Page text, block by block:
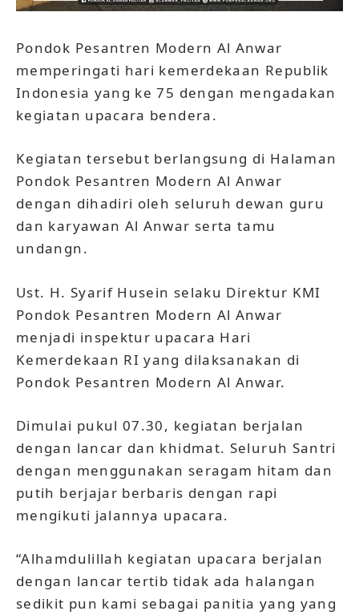
Pondok Pesantren Modern Al Anwar
memperingati hari kemerdekaan Republik
Indonesia yang ke 75 dengan mengadakan
kegiatan upacara bendera.
Kegiatan tersebut berlangsung di Halaman
Pondok Pesantren Modern Al Anwar
dengan dihadiri oleh seluruh dewan guru
dan karyawan Al Anwar serta tamu
undangn.
Ust. H. Syarif Husein selaku Direktur KMI
Pondok Pesantren Modern Al Anwar
menjadi inspektur upacara Hari
Kemerdekaan RI yang dilaksanakan di
Pondok Pesantren Modern Al Anwar.
Dimulai pukul 07.30, kegiatan berjalan
dengan lancar dan khidmat. Seluruh Santri
dengan menggunakan seragam hitam dan
putih berjajar berbaris dengan rapi
mengikuti jalannya upacara.
“Alhamdulillah kegiatan upacara berjalan
dengan lancar tertib tidak ada halangan
sedikit pun kami sebagai panitia yang yang